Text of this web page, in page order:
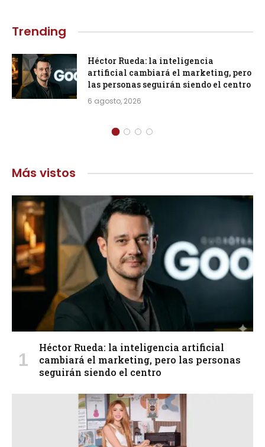
Trending
Héctor Rueda: la inteligencia
artificial cambiará el marketing, pero
las personas seguirán siendo el centro
6 agosto, 2026
Más vistos
Héctor Rueda: la inteligencia artificial
cambiará el marketing, pero las personas
seguirán siendo el centro